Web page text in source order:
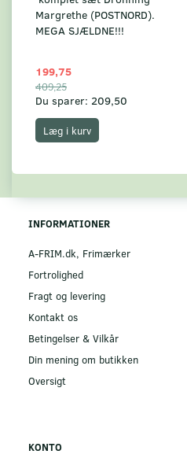
Margrethe (POSTNORD).
MEGA SJÆLDNE!!!
199,75
409,25
Du sparer: 209,50
Læg i kurv
INFORMATIONER
A-FRIM.dk, Frimærker
Fortrolighed
Fragt og levering
Kontakt os
Betingelser & Vilkår
Din mening om butikken
Oversigt
KONTO